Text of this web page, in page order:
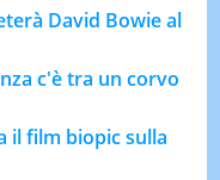
David Bowie al
c'è tra un corvo
il film biopic sulla